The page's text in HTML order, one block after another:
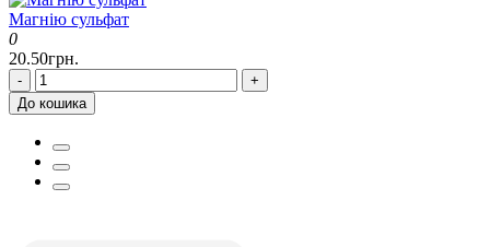
Магнію сульфат
0
20.50грн.
-
+
До кошика